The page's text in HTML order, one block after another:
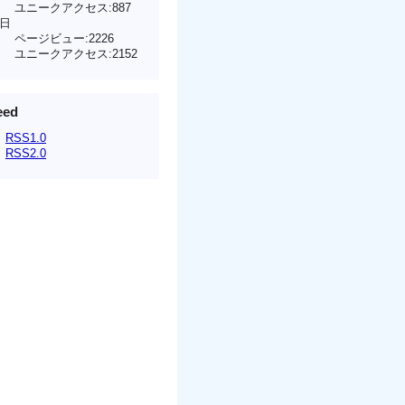
ユニークアクセス:887
ページビュー:2226
ユニークアクセス:2152
RSS1.0
RSS2.0